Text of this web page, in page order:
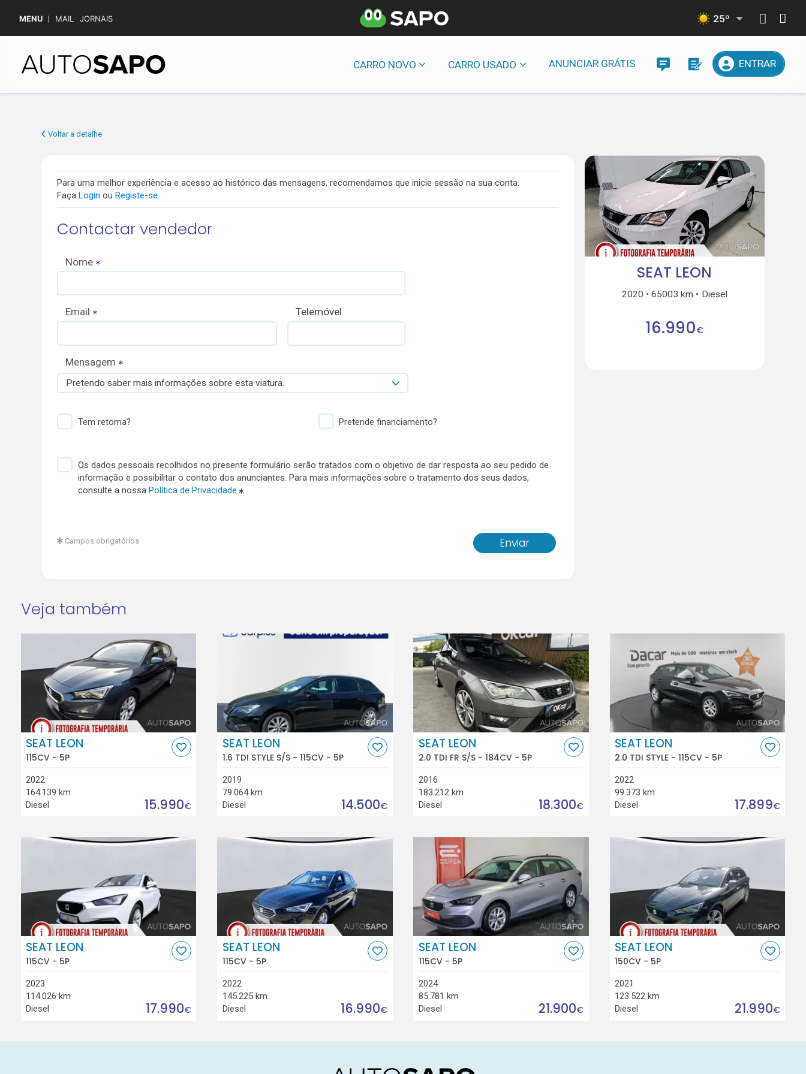
MENU MAIL JORNAIS 25º
CARRO NOVO CARRO USADO ANUNCIAR GRÁTIS ENTRAR
Voltar a detalhe
Para uma melhor experiência e acesso ao histórico das mensagens, recomendamos que inicie sessão na sua conta.
Faça Login ou Registe-se.
Contactar vendedor
Nome
Email Telemóvel
Mensagem
Pretendo saber mais informações sobre esta viatura.
Tem retoma? Pretende financiamento?
Os dados pessoais recolhidos no presente formulário serão tratados com o objetivo de dar resposta ao seu pedido de
informação e possibilitar o contato dos anunciantes. Para mais informações sobre o tratamento dos seus dados,
consulte a nossa Política de Privacidade
Enviar
Campos obrigatórios
SEAT LEON
2020 65003 km Diesel
16.990€
Veja também
SEAT LEON
115CV - 5P
2022
164.139 km
Diesel
15.990€
SEAT LEON
1.6 TDI STYLE S/S - 115CV - 5P
2019
79.064 km
Diesel
14.500€
SEAT LEON
2.0 TDI FR S/S - 184CV - 5P
2016
183.212 km
Diesel
18.300€
SEAT LEON
2.0 TDI STYLE - 115CV - 5P
2022
99.373 km
Diesel
17.899€
SEAT LEON
115CV - 5P
2023
114.026 km
Diesel
17.990€
SEAT LEON
115CV - 5P
2022
145.225 km
Diesel
16.990€
SEAT LEON
115CV - 5P
2024
85.781 km
Diesel
21.900€
SEAT LEON
150CV - 5P
2021
123.522 km
Diesel
21.990€